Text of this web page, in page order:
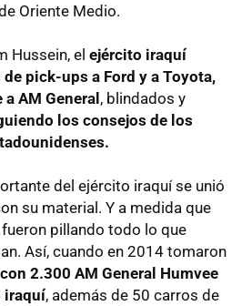
Oriente Medio.
Hussein, el ejército iraquí
pick-ups a Ford y a Toyota,
AM General , blindados y
los consejos de los
del ejército iraquí se unió
su material. Y a medida que
pillando todo lo que
Así, cuando en 2014 tomaron
2.300 AM General Humvee
iraquí, además de 50 carros de